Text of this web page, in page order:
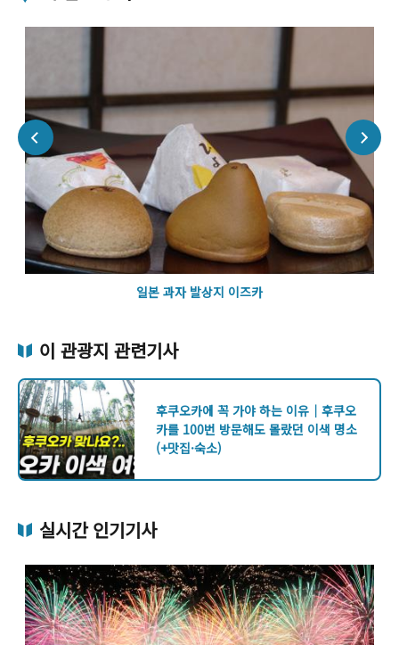
일본 과자 발상지 이즈카
이 관광지 관련기사
후쿠오카에 꼭 가야 하는 이유｜후쿠오
카를 100번 방문해도 몰랐던 이색 명소
(+맛집·숙소)
실시간 인기기사